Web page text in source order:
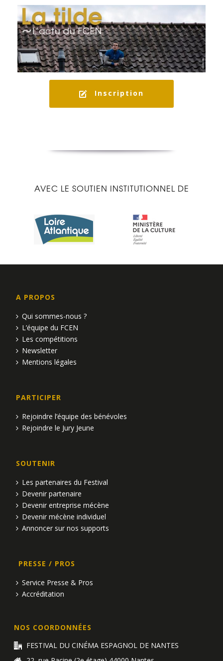
Inscription
AVEC LE SOUTIEN INSTITUTIONNEL DE
A PROPOS
Qui sommes-nous ?
L’équipe du FCEN
Les compétitions
Newsletter
Mentions légales
PARTICIPER
Rejoindre l’équipe des bénévoles
Rejoindre le Jury Jeune
SOUTENIR
Les partenaires du Festival
Devenir partenaire
Devenir entreprise mécène
Devenir mécène individuel
Annoncer sur nos supports
PRESSE / PROS
Service Presse & Pros
Accréditation
NOS COORDONNÉES
FESTIVAL DU CINÉMA ESPAGNOL DE NANTES